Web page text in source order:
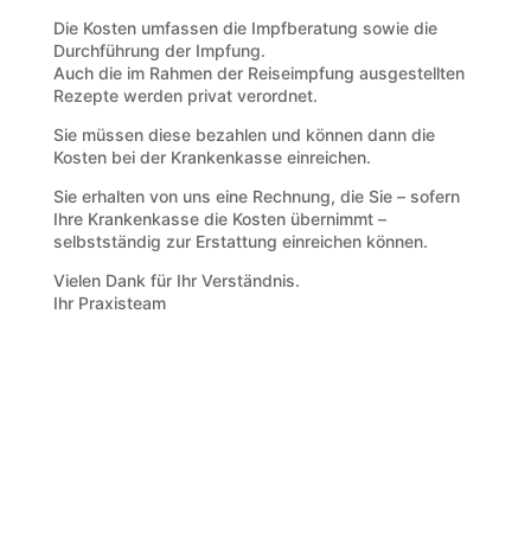
Die Kosten umfassen die Impfberatung sowie die
Durchführung der Impfung.
Auch die im Rahmen der Reiseimpfung ausgestellten
Rezepte werden privat verordnet.
Sie müssen diese bezahlen und können dann die
Kosten bei der Krankenkasse einreichen.
Sie erhalten von uns eine Rechnung, die Sie – sofern
Ihre Krankenkasse die Kosten übernimmt –
selbstständig zur Erstattung einreichen können.
Vielen Dank für Ihr Verständnis.
Ihr Praxisteam